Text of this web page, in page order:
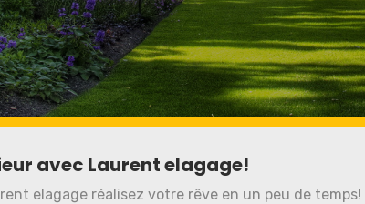
avec Laurent elagage!
elagage réalisez votre rêve en un peu de temps!